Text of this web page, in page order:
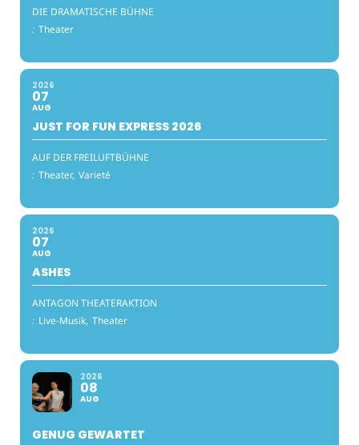
DIE DRAMATISCHE BÜHNE
: Theater
2026
07
AUG
JUST FOR FUN EXPRESS 2026
AUF DER FREILUFTBÜHNE
: Theater, Varieté
2026
07
AUG
ASHES
ANTAGON THEATERAKTION
: Live-Musik, Theater
2026
08
AUG
GENUG GEWARTET